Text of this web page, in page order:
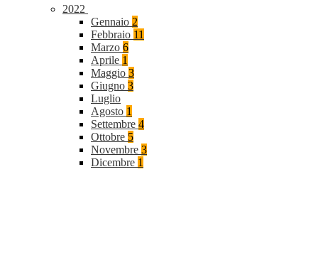
2022
Gennaio 2
Febbraio 11
Marzo 6
Aprile 1
Maggio 3
Giugno 3
Luglio
Agosto 1
Settembre 4
Ottobre 5
Novembre 3
Dicembre 1